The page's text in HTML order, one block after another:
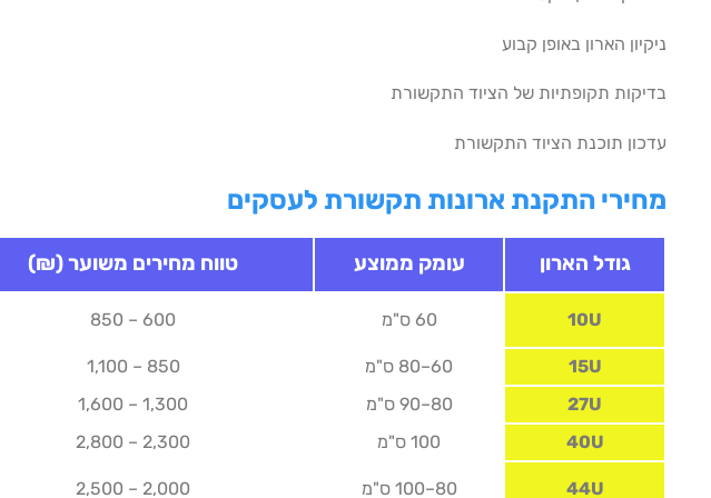
ניקיון הארון באופן קבוע
בדיקות תקופתיות של הציוד התקשורת
עדכון תוכנת הציוד התקשורת
מחירי התקנת ארונות תקשורת לעסקים
גודל הארון עומק ממוצע טווח מחירים משוער (₪)
10U 60 ס"מ 600 – 850
15U 60–80 ס"מ
850 – 1,100
27U
80–90 ס"מ
1,300 – 1,600
40U
100 ס"מ 2,300 – 2,800
44U 80–100 ס"מ 2,000 – 2,500